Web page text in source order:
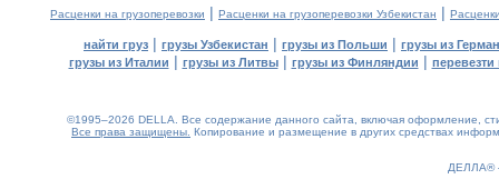
Расценки на грузоперевозки | Расценки на грузоперевозки Узбекистан |
найти груз | грузы Узбекистан | грузы из Польши | грузы из
грузы из Италии | грузы из Литвы| грузы из Финляндии | перевезти
©1995–2026 DELLA. Все содержание данного сайта, включая оформление,
Все права защищены. Копирование и размещение в других средствах